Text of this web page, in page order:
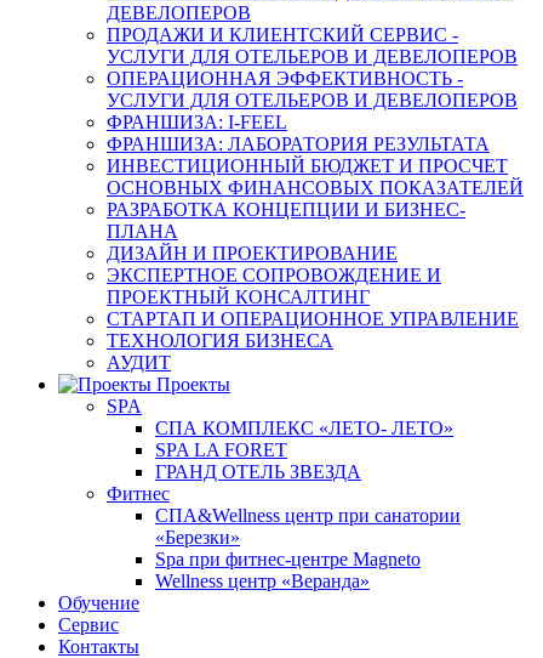
ДЕВЕЛОПЕРОВ
ПРОДАЖИ И КЛИЕНТСКИЙ СЕРВИС -
УСЛУГИ ДЛЯ ОТЕЛЬЕРОВ И ДЕВЕЛОПЕРОВ
ОПЕРАЦИОННАЯ ЭФФЕКТИВНОСТЬ -
УСЛУГИ ДЛЯ ОТЕЛЬЕРОВ И ДЕВЕЛОПЕРОВ
ФРАНШИЗА: I-FEEL
ФРАНШИЗА: ЛАБОРАТОРИЯ РЕЗУЛЬТАТА
ИНВЕСТИЦИОННЫЙ БЮДЖЕТ И ПРОСЧЕТ
ОСНОВНЫХ ФИНАНСОВЫХ ПОКАЗАТЕЛЕЙ
РАЗРАБОТКА КОНЦЕПЦИИ И БИЗНЕС-
ПЛАНА
ДИЗАЙН И ПРОЕКТИРОВАНИЕ
ЭКСПЕРТНОЕ СОПРОВОЖДЕНИЕ И
ПРОЕКТНЫЙ КОНСАЛТИНГ
СТАРТАП И ОПЕРАЦИОННОЕ УПРАВЛЕНИЕ
ТЕХНОЛОГИЯ БИЗНЕСА
АУДИТ
Проекты
SPA
СПА КОМПЛЕКС «ЛЕТО- ЛЕТО»
SPA LA FORET
ГРАНД ОТЕЛЬ ЗВЕЗДА
Фитнес
СПА&Wellness центр при санатории
«Березки»
Spa при фитнес-центре Magneto
Wellness центр «Веранда»
Обучение
Сервис
Контакты